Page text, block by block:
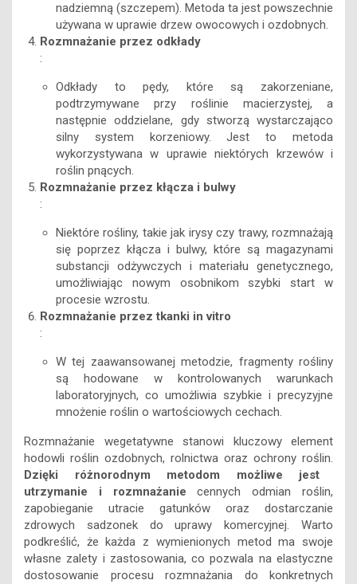
nadziemną (szczepem). Metoda ta jest powszechnie
używana w uprawie drzew owocowych i ozdobnych.
Rozmnażanie przez odkłady
:
Odkłady to pędy, które są zakorzeniane,
podtrzymywane przy roślinie macierzystej, a
następnie oddzielane, gdy stworzą wystarczająco
silny system korzeniowy. Jest to metoda
wykorzystywana w uprawie niektórych krzewów i
roślin pnących.
Rozmnażanie przez kłącza i bulwy
:
Niektóre rośliny, takie jak irysy czy trawy, rozmnażają
się poprzez kłącza i bulwy, które są magazynami
substancji odżywczych i materiału genetycznego,
umożliwiając nowym osobnikom szybki start w
procesie wzrostu.
Rozmnażanie przez tkanki in vitro
:
W tej zaawansowanej metodzie, fragmenty rośliny
są hodowane w kontrolowanych warunkach
laboratoryjnych, co umożliwia szybkie i precyzyjne
mnożenie roślin o wartościowych cechach.
Rozmnażanie wegetatywne stanowi kluczowy element
hodowli roślin ozdobnych, rolnictwa oraz ochrony roślin.
Dzięki różnorodnym metodom możliwe jest
utrzymanie i rozmnażanie cennych odmian roślin,
zapobieganie utracie gatunków oraz dostarczanie
zdrowych sadzonek do uprawy komercyjnej. Warto
podkreślić, że każda z wymienionych metod ma swoje
własne zalety i zastosowania, co pozwala na elastyczne
dostosowanie procesu rozmnażania do konkretnych